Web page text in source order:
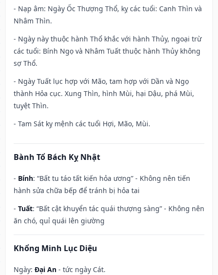
- Nạp âm: Ngày Ốc Thượng Thổ, kỵ các tuổi: Canh Thìn và
Nhâm Thìn.
- Ngày này thuộc hành Thổ khắc với hành Thủy, ngoại trừ
các tuổi: Bính Ngọ và Nhâm Tuất thuộc hành Thủy không
sợ Thổ.
- Ngày Tuất lục hợp với Mão, tam hợp với Dần và Ngọ
thành Hỏa cục. Xung Thìn, hình Mùi, hại Dậu, phá Mùi,
tuyệt Thìn.
- Tam Sát kỵ mệnh các tuổi Hợi, Mão, Mùi.
Bành Tổ Bách Kỵ Nhật
- Bính: “Bất tu táo tất kiến hỏa ương” - Không nên tiến
hành sửa chữa bếp để tránh bị hỏa tai
- Tuất: “Bất cật khuyển tác quái thượng sàng” - Không nên
ăn chó, quỉ quái lên giường
Khổng Minh Lục Diệu
Ngày: Đại An - tức ngày Cát.